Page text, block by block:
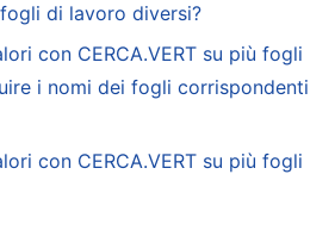
di lavoro diversi?
con CERCA.VERT su più fogli
i nomi dei fogli corrispondenti
con CERCA.VERT su più fogli